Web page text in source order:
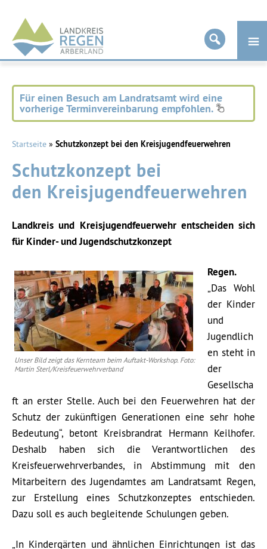
Landkreis
Regen
Für einen Besuch am Landratsamt wird eine
vorherige Terminvereinbarung empfohlen.
Startseite » Schutzkonzept bei den Kreisjugendfeuerwehren
Schutzkonzept bei
den Kreisjugendfeuerwehren
Landkreis und Kreisjugendfeuerwehr entscheiden sich
für Kinder- und Jugendschutzkonzept
Unser Bild zeigt das Kernteam beim Auftakt-Workshop. Foto:
Martin Sterl/Kreisfeuerwehrverband
Regen.
„Das Wohl
der Kinder
und
Jugendlich
en steht in
der
Gesellscha
ft an erster Stelle. Auch bei den Feuerwehren hat der
Schutz der zukünftigen Generationen eine sehr hohe
Bedeutung“, betont Kreisbrandrat Hermann Keilhofer.
Deshalb haben sich die Verantwortlichen des
Kreisfeuerwehrverbandes, in Abstimmung mit den
Mitarbeitern des Jugendamtes am Landratsamt Regen,
zur Erstellung eines Schutzkonzeptes entschieden.
Dazu soll es auch begleitende Schulungen geben.
„In Kindergärten und ähnlichen Einrichtungen ist das